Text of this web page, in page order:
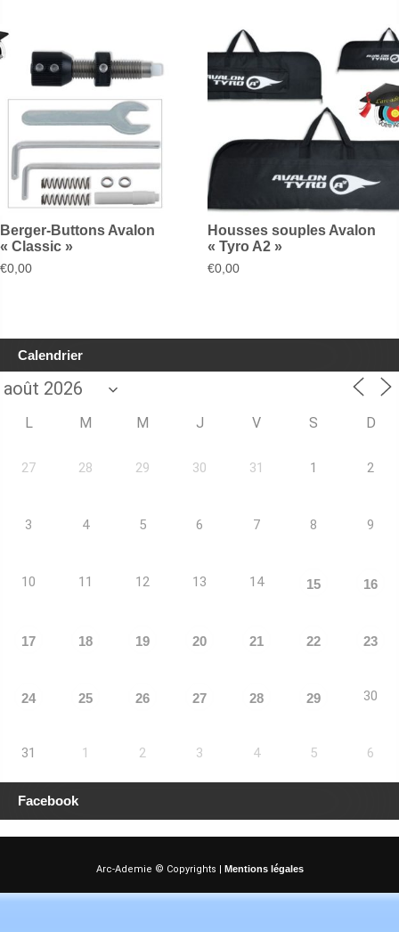
Berger-Buttons Avalon
« Classic »
€0,00
Housses souples Avalon
« Tyro A2 »
€0,00
Calendrier
L M M J V S D
27 28 29 30 31 1 2
3 4 5 6 7 8 9
10 11 12 13 14 15 16
17 18 19 20 21 22 23
24 25 26 27 28 29 30
31 1 2 3 4 5 6
Facebook
Arc-Ademie © Copyrights | Mentions légales